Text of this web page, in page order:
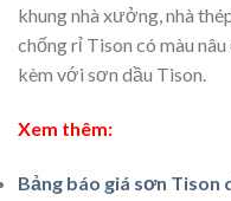
khung nhà xưởng, nhà
chống rỉ Tison có màu
kèm với sơn dầu Tison.
Xem thêm:
Bảng báo giá sơn Tison